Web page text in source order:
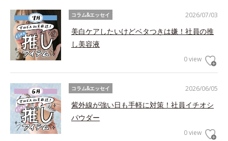
2026/07/03
コラム&エッセイ
美白ケアしたいけどベタつきは嫌！社員の推
し美容液
0 view
2026/06/05
コラム&エッセイ
紫外線が強い日も手軽に対策！社員イチオシ
パウダー
0 view